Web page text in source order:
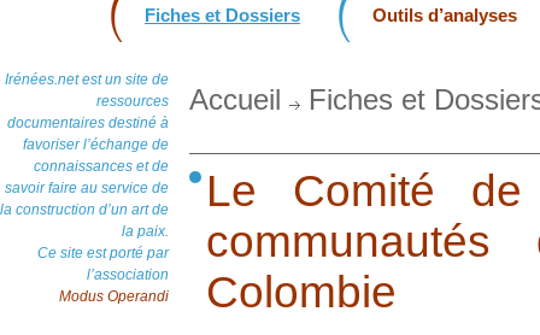
Fiches et Dossiers Outils d’analyses
Irénées.net est un site de
ressources
documentaires destiné à
favoriser l’échange de
connaissances et de
savoir faire au service de
la construction d’un art de
la paix.
Ce site est porté par
l’association
Modus Operandi
Accueil Fiches et
Le Comité
Colombie